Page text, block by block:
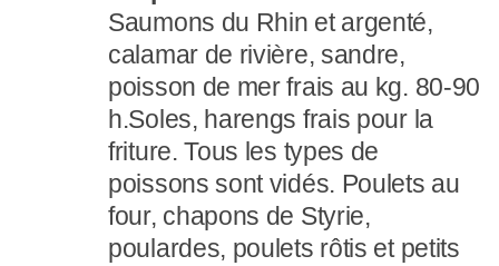
Saumons du Rhin et argenté,
calamar de rivière, sandre,
poisson de mer frais au kg. 80-90
h.Soles, harengs frais pour la
friture. Tous les types de
poissons sont vidés. Poulets au
four, chapons de Styrie,
poulardes, poulets rôtis et petits